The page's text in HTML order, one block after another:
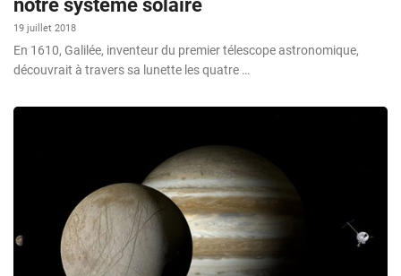
notre système solaire
19 juillet 2018
En 1610, Galilée, inventeur du premier télescope astronomique,
découvrait à travers sa lunette les quatre …